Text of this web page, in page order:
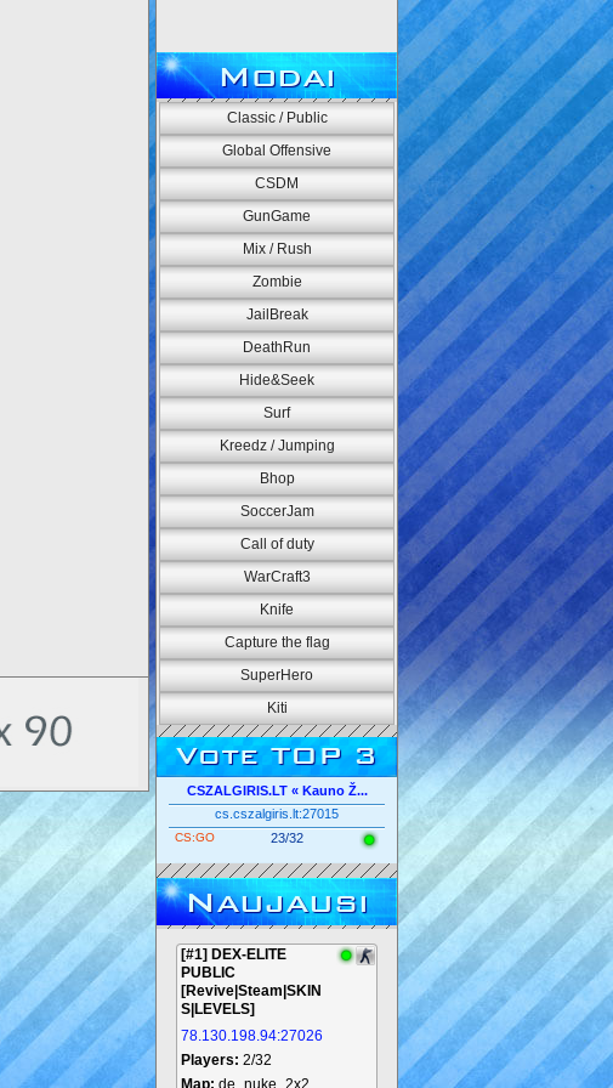
Modai
Classic / Public
Global Offensive
CSDM
GunGame
Mix / Rush
Zombie
JailBreak
DeathRun
Hide&Seek
Surf
Kreedz / Jumping
Bhop
SoccerJam
Call of duty
WarCraft3
Knife
Capture the flag
SuperHero
Kiti
Vote TOP 3
CSZALGIRIS.LT « Kauno Ž...
cs.cszalgiris.lt:27015
CS:GO 23/32
Naujausi